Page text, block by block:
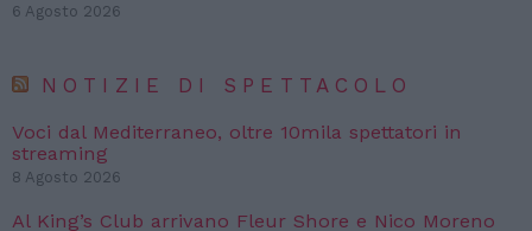
6 Agosto 2026
NOTIZIE DI SPETTACOLO
Voci dal Mediterraneo, oltre 10mila spettatori in
streaming
8 Agosto 2026
Al King’s Club arrivano Fleur Shore e Nico Moreno